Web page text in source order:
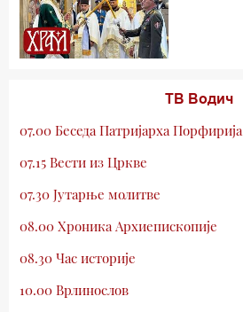
ТВ Водич
07.00 Беседа Патријарха Порфирија
07.15 Вести из Цркве
07.30 Јутарње молитве
08.00 Хроника Архиепископије
08.30 Час историје
10.00 Врлинослов